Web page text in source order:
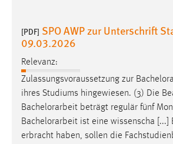
[PDF] SPO AWP zur Unterschrift
09.03.2026
Relevanz:
Zulassungsvoraussetzung zur
ihres Studiums hingewiesen. (3) Die
Bachelorarbeit beträgt regulär fünf
Bachelorarbeit ist eine wissenscha [...]
erbracht haben, sollen die
Cookie Laufzeit:
MARKETING
Marketing Cookies werden von
verwendet, um personalisierte